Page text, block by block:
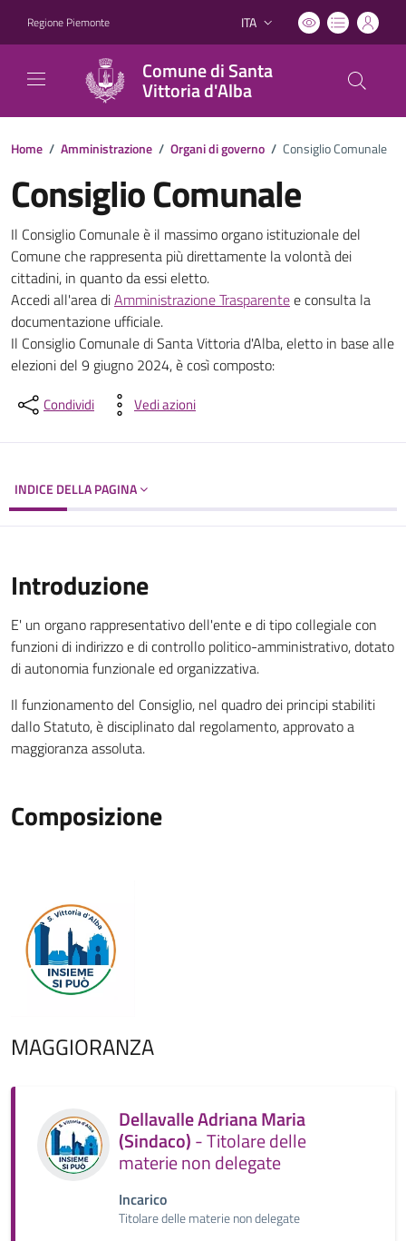
Regione Piemonte Lingua attiva:
ITA
Comune di Santa
Vittoria d'Alba
Home / Amministrazione / Organi di governo / Consiglio Comunale
Consiglio Comunale
Consiglio Comunale
Il Consiglio Comunale è il massimo organo istituzionale del
Comune che rappresenta più direttamente la volontà dei
cittadini, in quanto da essi eletto.
Accedi all'area diAmministrazione Trasparentee consulta la
documentazione ufficiale.
Il Consiglio Comunale di Santa Vittoria d'Alba, eletto in base alle
elezioni del 9 giugno 2024, è così composto:
Condividi Vedi azioni
INDICE DELLA PAGINA
Introduzione
E' un organo rappresentativo dell'ente e di tipo collegiale con
funzioni di indirizzo e di controllo politico-amministrativo, dotato
di autonomia funzionale ed organizzativa.
Il funzionamento del Consiglio, nel quadro dei principi stabiliti
dallo Statuto, è disciplinato dal regolamento, approvato a
maggioranza assoluta.
Composizione
MAGGIORANZA
Dellavalle Adriana Maria
(Sindaco)- Titolare delle
materie non delegate
Incarico
Titolare delle materie non delegate